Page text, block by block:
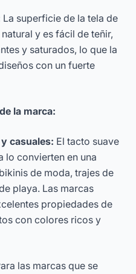
La superficie de la tela de
y es fácil de teñir,
y saturados, lo que la
con un fuerte
la marca:
casuales: El tacto suave
lo convierten en una
de moda, trajes de
playa. Las marcas
propiedades de
con colores ricos y
las marcas que se